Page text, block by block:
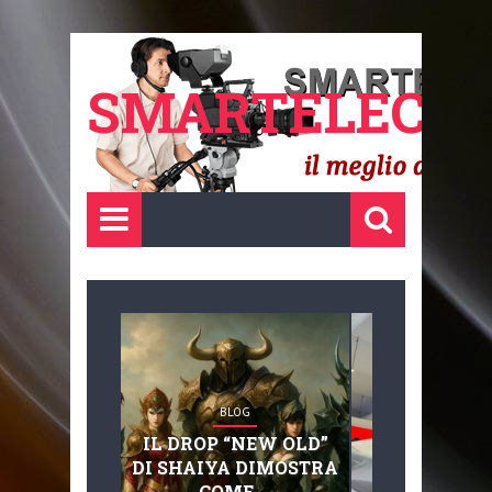
BLOG
IL DROP “NEW OLD”
DI SHAIYA DIMOSTRA